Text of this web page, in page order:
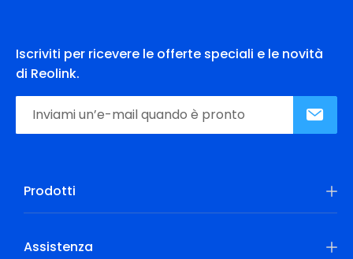
Iscriviti per ricevere le offerte speciali e le novità
di Reolink.
Prodotti
Assistenza